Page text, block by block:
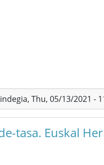
Thu, 05/13/2021 -
tasa. Euskal